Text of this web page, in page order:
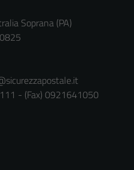
Soprana (PA)
- (Fax) 0921641050